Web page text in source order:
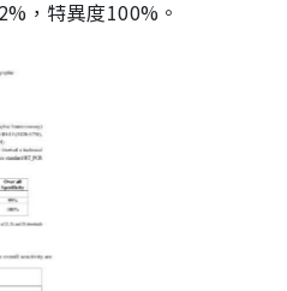
，特異度100%。